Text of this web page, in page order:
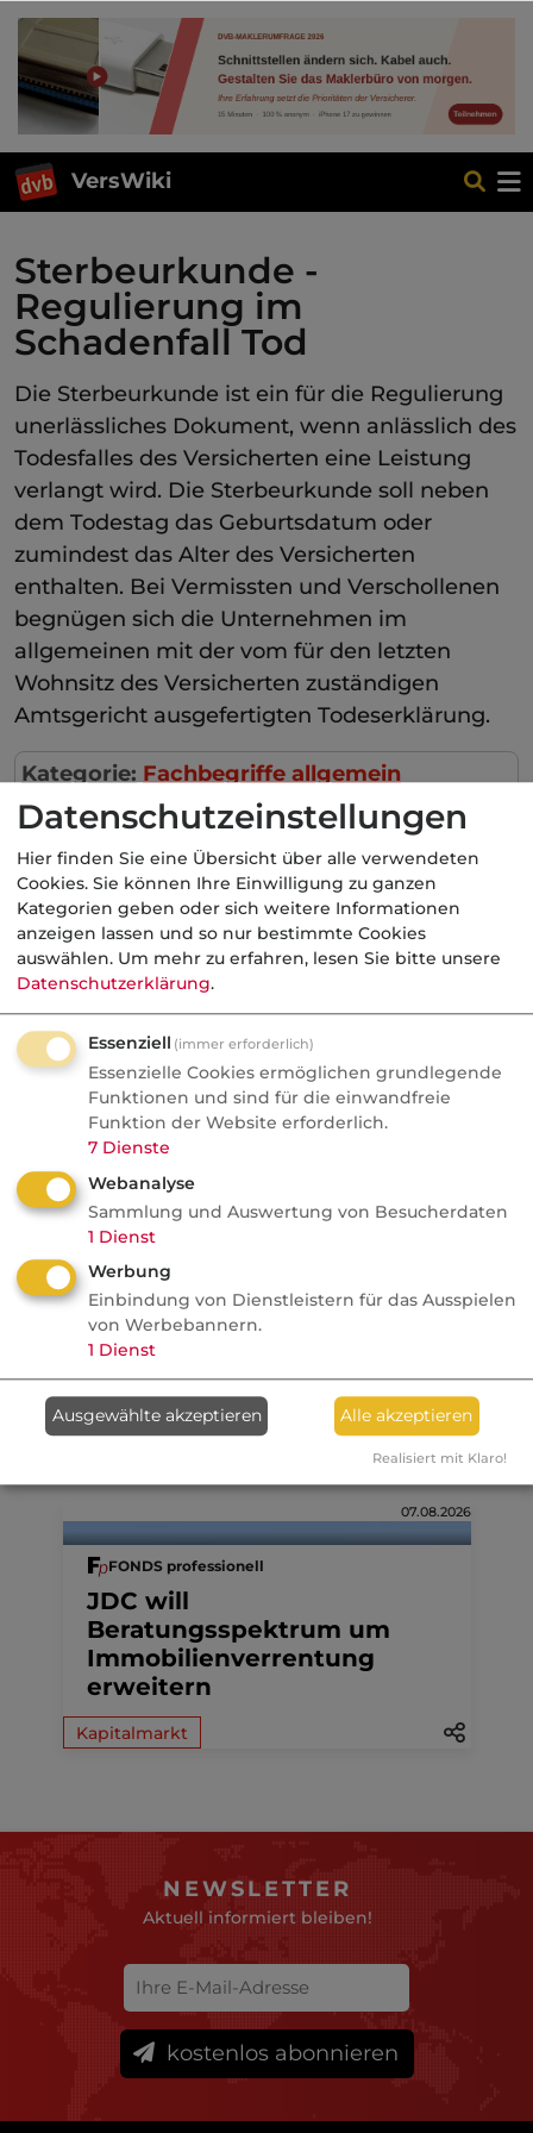
VersWiki
Sterbeurkunde -
Regulierung im
Schadenfall Tod
Die Sterbeurkunde ist ein für die Regulierung
unerlässliches Dokument, wenn anlässlich des
Todesfalles des Versicherten eine Leistung
verlangt wird. Die Sterbeurkunde soll neben
dem Todestag das Geburtsdatum oder
zumindest das Alter des Versicherten
enthalten. Bei Vermissten und Verschollenen
begnügen sich die Unternehmen im
allgemeinen mit der vom für den letzten
Wohnsitz des Versicherten zuständigen
Amtsgericht ausgefertigten Todeserklärung.
Kategorie: Fachbegriffe allgemein
Private Altersversorgung
AktuelleNachrichten
FONDS professionell
Studie: Ungleiche
Besteuerung begünstigte
Französische Revolution
Politik
Anzeige
dvb
Ein MVP-Wechsel kostet
Monate, Nerven und Geld
07.08.2026
FONDS professionell
JDC will
Beratungsspektrum um
Immobilienverrentung
erweitern
Kapitalmarkt
NEWSLETTER
Aktuell informiert bleiben!
kostenlos abonnieren
Datenschutzeinstellungen
Hier finden Sie eine Übersicht über alle verwendeten
Cookies. Sie können Ihre Einwilligung zu ganzen
Kategorien geben oder sich weitere Informationen
anzeigen lassen und so nur bestimmte Cookies
auswählen. Um mehr zu erfahren, lesen Sie bitte unsere
Datenschutzerklärung.
Essenziell (immer erforderlich)
Essenzielle Cookies ermöglichen grundlegende
Funktionen und sind für die einwandfreie
Funktion der Website erforderlich.
7 Dienste
Webanalyse
Sammlung und Auswertung von Besucherdaten
1 Dienst
Werbung
Einbindung von Dienstleistern für das Ausspielen
von Werbebannern.
1 Dienst
Ausgewählte akzeptieren Alle akzeptieren
Realisiert mit Klaro!